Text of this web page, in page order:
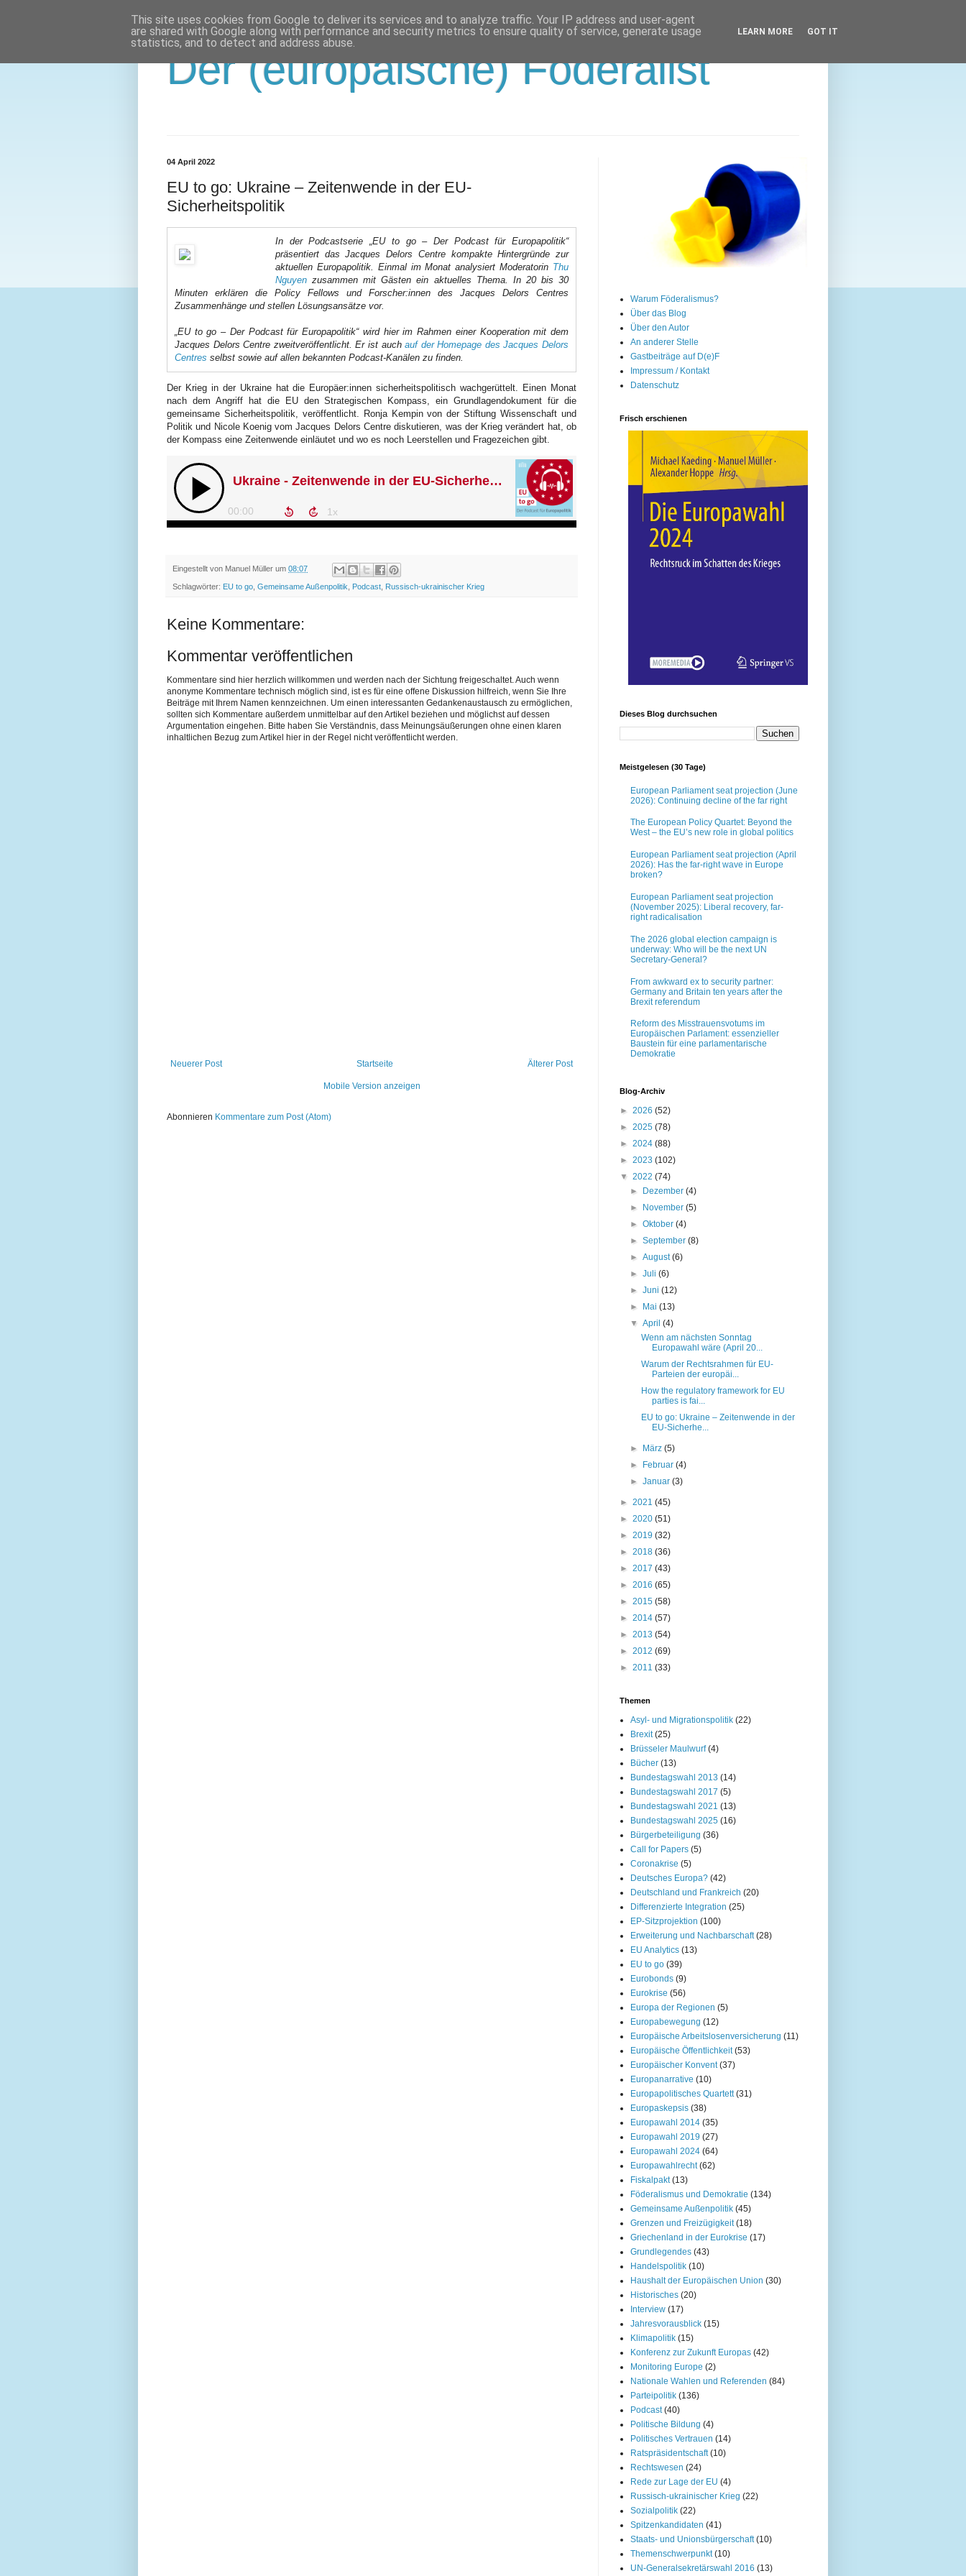
Der (europäische) Föderalist
04 April 2022
EU to go: Ukraine – Zeitenwende in der EU-
Sicherheitspolitik
In der Podcastserie „EU to go – Der Podcast für Europapolitik“
präsentiert das Jacques Delors Centre kompakte Hintergründe zur
aktuellen Europapolitik. Einmal im Monat analysiert Moderatorin Thu
Nguyen zusammen mit Gästen ein aktuelles Thema. In 20 bis 30
Minuten erklären die Policy Fellows und Forscher:innen des Jacques Delors Centres
Zusammenhänge und stellen Lösungsansätze vor.
„EU to go – Der Podcast für Europapolitik“ wird hier im Rahmen einer Kooperation mit dem
Jacques Delors Centre zweitveröffentlicht. Er ist auchauf der Homepage des Jacques Delors
Centres selbst sowie auf allen bekannten Podcast-Kanälen zu finden.
Der Krieg in der Ukraine hat die Europäer:innen sicherheitspolitisch wachgerüttelt. Einen Monat
nach dem Angriff hat die EU den Strategischen Kompass, ein Grundlagendokument für die
gemeinsame Sicherheitspolitik, veröffentlicht. Ronja Kempin von der Stiftung Wissenschaft und
Politik und Nicole Koenig vom Jacques Delors Centre diskutieren, was der Krieg verändert hat, ob
der Kompass eine Zeitenwende einläutet und wo es noch Leerstellen und Fragezeichen gibt.
Eingestellt von Manuel Müller um 08:07
Schlagwörter: EU to go Gemeinsame Außenpolitik Podcast Russisch-ukrainischer Krieg
Keine Kommentare:
Kommentar veröffentlichen
Kommentare sind hier herzlich willkommen und werden nach der Sichtung freigeschaltet. Auch wenn
anonyme Kommentare technisch möglich sind, ist es für eine offene Diskussion hilfreich, wenn Sie Ihre
Beiträge mit Ihrem Namen kennzeichnen. Um einen interessanten Gedankenaustausch zu ermöglichen,
sollten sich Kommentare außerdem unmittelbar auf den Artikel beziehen und möglichst auf dessen
Argumentation eingehen. Bitte haben Sie Verständnis, dass Meinungsäußerungen ohne einen klaren
inhaltlichen Bezug zum Artikel hier in der Regel nicht veröffentlicht werden.
Neuerer Post Älterer Post
Startseite
Mobile Version anzeigen
Abonnieren Kommentare zum Post (Atom)
Warum Föderalismus?
Über das Blog
Über den Autor
An anderer Stelle
Gastbeiträge auf D(e)F
Impressum / Kontakt
Datenschutz
Frisch erschienen
Dieses Blog durchsuchen
Meistgelesen (30 Tage)
European Parliament seat projection (June
2026): Continuing decline of the far right
The European Policy Quartet: Beyond the
West – the EU’s new role in global politics
European Parliament seat projection (April
2026): Has the far-right wave in Europe
broken?
European Parliament seat projection
(November 2025): Liberal recovery, far-
right radicalisation
The 2026 global election campaign is
underway: Who will be the next UN
Secretary-General?
From awkward ex to security partner:
Germany and Britain ten years after the
Brexit referendum
Reform des Misstrauensvotums im
Europäischen Parlament: essenzieller
Baustein für eine parlamentarische
Demokratie
Blog-Archiv
► 2026 (52)
► 2025 (78)
► 2024 (88)
► 2023 (102)
▼ 2022 (74)
► Dezember(4)
► November(5)
►Oktober(4)
►September(8)
►August(6)
►Juli(6)
►Juni(12)
► Mai(13)
▼April(4)
Wenn am nächsten Sonntag
Europawahl wäre (April 20...
Warum der Rechtsrahmen für EU-
Parteien der europäi...
How the regulatory framework for EU
parties is fai...
EU to go: Ukraine – Zeitenwende in der
EU-Sicherhe...
► März(5)
► Februar(4)
►Januar(3)
► 2021 (45)
► 2020 (51)
► 2019 (32)
► 2018 (36)
► 2017 (43)
► 2016 (65)
► 2015 (58)
► 2014 (57)
► 2013 (54)
► 2012 (69)
► 2011 (33)
Themen
Asyl- und Migrationspolitik (22)
Brexit (25)
Brüsseler Maulwurf (4)
Bücher (13)
Bundestagswahl 2013 (14)
Bundestagswahl 2017 (5)
Bundestagswahl 2021 (13)
Bundestagswahl 2025 (16)
Bürgerbeteiligung (36)
Call for Papers (5)
Coronakrise (5)
Deutsches Europa? (42)
Deutschland und Frankreich (20)
Differenzierte Integration (25)
EP-Sitzprojektion (100)
Erweiterung und Nachbarschaft (28)
EU Analytics (13)
EU to go (39)
Eurobonds (9)
Eurokrise (56)
Europa der Regionen (5)
Europabewegung (12)
Europäische Arbeitslosenversicherung (11)
Europäische Öffentlichkeit (53)
Europäischer Konvent (37)
Europanarrative (10)
Europapolitisches Quartett (31)
Europaskepsis (38)
Europawahl 2014 (35)
Europawahl 2019 (27)
Europawahl 2024 (64)
Europawahlrecht (62)
Fiskalpakt (13)
Föderalismus und Demokratie (134)
Gemeinsame Außenpolitik (45)
Grenzen und Freizügigkeit (18)
Griechenland in der Eurokrise (17)
Grundlegendes (43)
Handelspolitik (10)
Haushalt der Europäischen Union (30)
Historisches (20)
Interview (17)
Jahresvorausblick (15)
Klimapolitik (15)
Konferenz zur Zukunft Europas (42)
Monitoring Europe (2)
Nationale Wahlen und Referenden (84)
Parteipolitik (136)
Podcast (40)
Politische Bildung (4)
Politisches Vertrauen (14)
Ratspräsidentschaft (10)
Rechtswesen (24)
Rede zur Lage der EU (4)
Russisch-ukrainischer Krieg (22)
Sozialpolitik (22)
Spitzenkandidaten (41)
Staats- und Unionsbürgerschaft (10)
Themenschwerpunkt (10)
UN-Generalsekretärswahl 2016 (13)
This site uses cookies from Google to deliver its services and to analyze traffic. Your IP address and user-agent
are shared with Google along with performance and security metrics to ensure quality of service, generate usage
statistics, and to detect and address abuse.
LEARN MORE GOT IT